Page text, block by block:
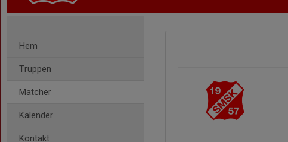
Hem
Truppen
Matcher
Kalender
Kontakt